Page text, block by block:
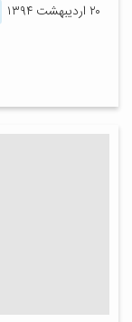
۲۰ اردیبهشت ۱۳۹۴